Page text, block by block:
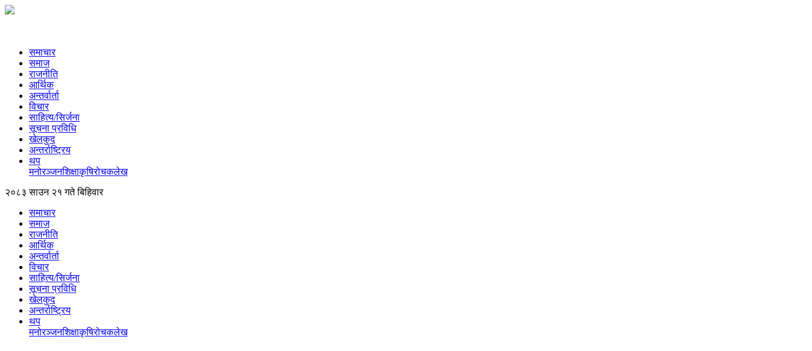
समाचार
समाज
राजनीति
आर्थिक
अन्तर्वार्ता
विचार
साहित्य/सिर्जना
सूचना प्रविधि
खेलकुद
अन्तर्राष्ट्रिय
थप
मनोरञ्‍जनशिक्षाकृषिरोचकलेख
२०८३ साउन २१ गते बिहिवार
समाचार
समाज
राजनीति
आर्थिक
अन्तर्वार्ता
विचार
साहित्य/सिर्जना
सूचना प्रविधि
खेलकुद
अन्तर्राष्ट्रिय
थप
मनोरञ्‍जनशिक्षाकृषिरोचकलेख